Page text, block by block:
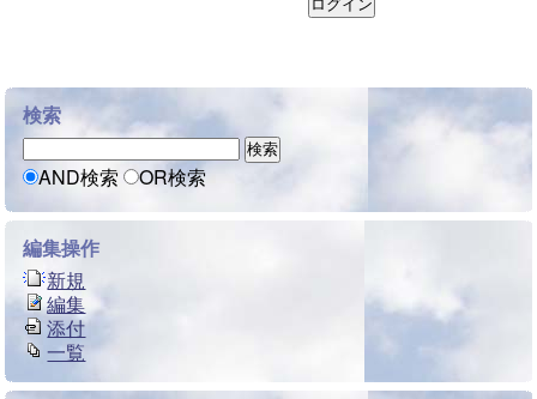
検索
AND検索 OR検索
編集操作
新規
編集
添付
一覧